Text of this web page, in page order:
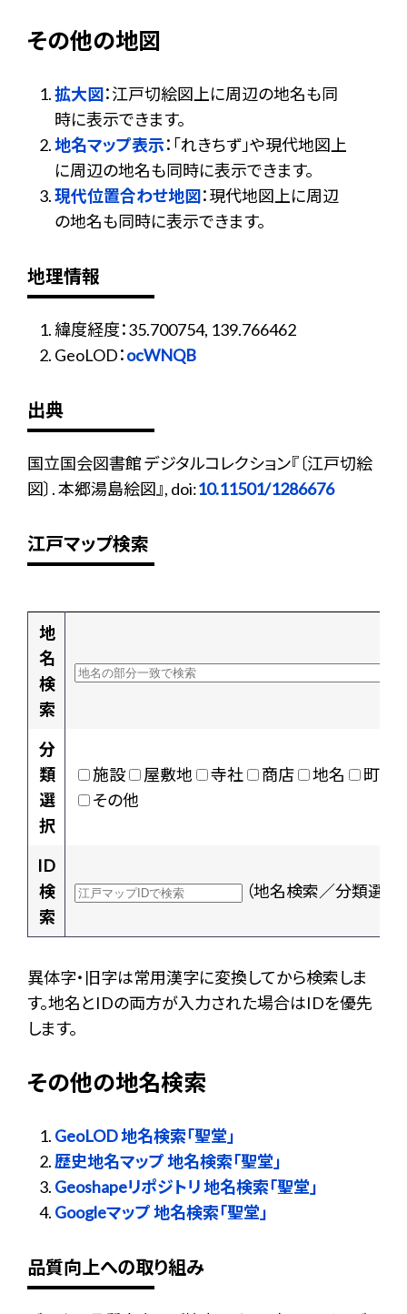
その他の地図
拡大図：江戸切絵図上に周辺の地名も同
時に表示できます。
地名マップ表示：「れきちず」や現代地図上
に周辺の地名も同時に表示できます。
現代位置合わせ地図：現代地図上に周辺
の地名も同時に表示できます。
地理情報
緯度経度：35.700754, 139.766462
GeoLOD：ocWNQB
出典
国立国会図書館 デジタルコレクション『〔江戸切絵
図〕. 本郷湯島絵図』, doi:10.11501/1286676
江戸マップ検索
地
名
検
索
分
類
選
択
施設 屋敷地 寺社 商店 地名
町村
その他
ID
検
索
（地名検索／分類選択
異体字・旧字は常用漢字に変換してから検索しま
す。地名とIDの両方が入力された場合はIDを優先
します。
その他の地名検索
GeoLOD 地名検索「聖堂」
歴史地名マップ 地名検索「聖堂」
Geoshapeリポジトリ 地名検索「聖堂」
Googleマップ 地名検索「聖堂」
品質向上への取り組み